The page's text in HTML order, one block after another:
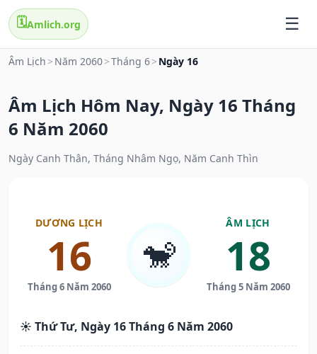
🗓️Amlich.org
Âm Lịch > Năm 2060>Tháng 6> Ngày 16
Âm Lịch Hôm Nay, Ngày 16 Tháng
6 Năm 2060
Ngày Canh Thân, Tháng Nhâm Ngọ, Năm Canh Thìn
DƯƠNG LỊCH
16
Tháng 6 Năm 2060
🐒
ÂM LỊCH
18
Tháng 5 Năm 2060
☀️ Thứ Tư, Ngày 16 Tháng 6 Năm 2060